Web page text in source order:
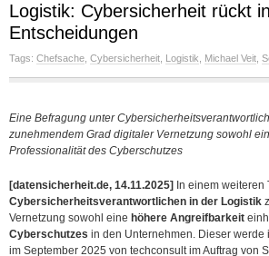
Logistik: Cybersicherheit rückt
Entscheidungen
Tags: Chefsache Cybersicherheit Logistik Michael Veit
Eine Befragung unter
zunehmendem Grad digitaler Vernetzung sowohl
Professionalität des Cyberschutzes
[datensicherheit.de, 14.11.2025] In einem weiteren
Cybersicherheitsverantwortlichen in der Logistik
Vernetzung sowohl eine höhere Angreifbarkeit
Cyberschutzes in den Unternehmen. Dieser werde
im September 2025 von techconsult im Auftrag von